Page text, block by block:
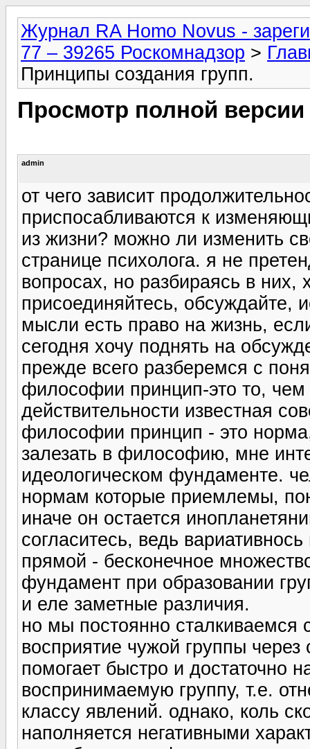
Журнал RA Homo Novus -
77 – 39265 Роскомнадзор >
Принципы создания групп.
Просмотр полной
admin
от чего зависит
приспосабливаются к
из жизни? можно ли изменить
странице психолога. я не
вопросах, но разбираясь в них,
присоединяйтесь, обсуждайте,
мысли есть право на жизнь,
сегодня хочу поднять на
прежде всего разберемся с
философии принцип-это то,
действительности известная
философии принцип - это
залезать в философию, мне
идеологическом фундаменте.
нормам которые приемлемы,
иначе он остается
согласитесь, ведь
прямой - бесконечное
фундамент при образовании
и еле заметные различия.
но мы постоянно сталкиваемся
восприятие чужой группы
помогает быстро и достаточно
воспринимаемую группу, т.е.
классу явлений. однако, коль
наполняется негативными